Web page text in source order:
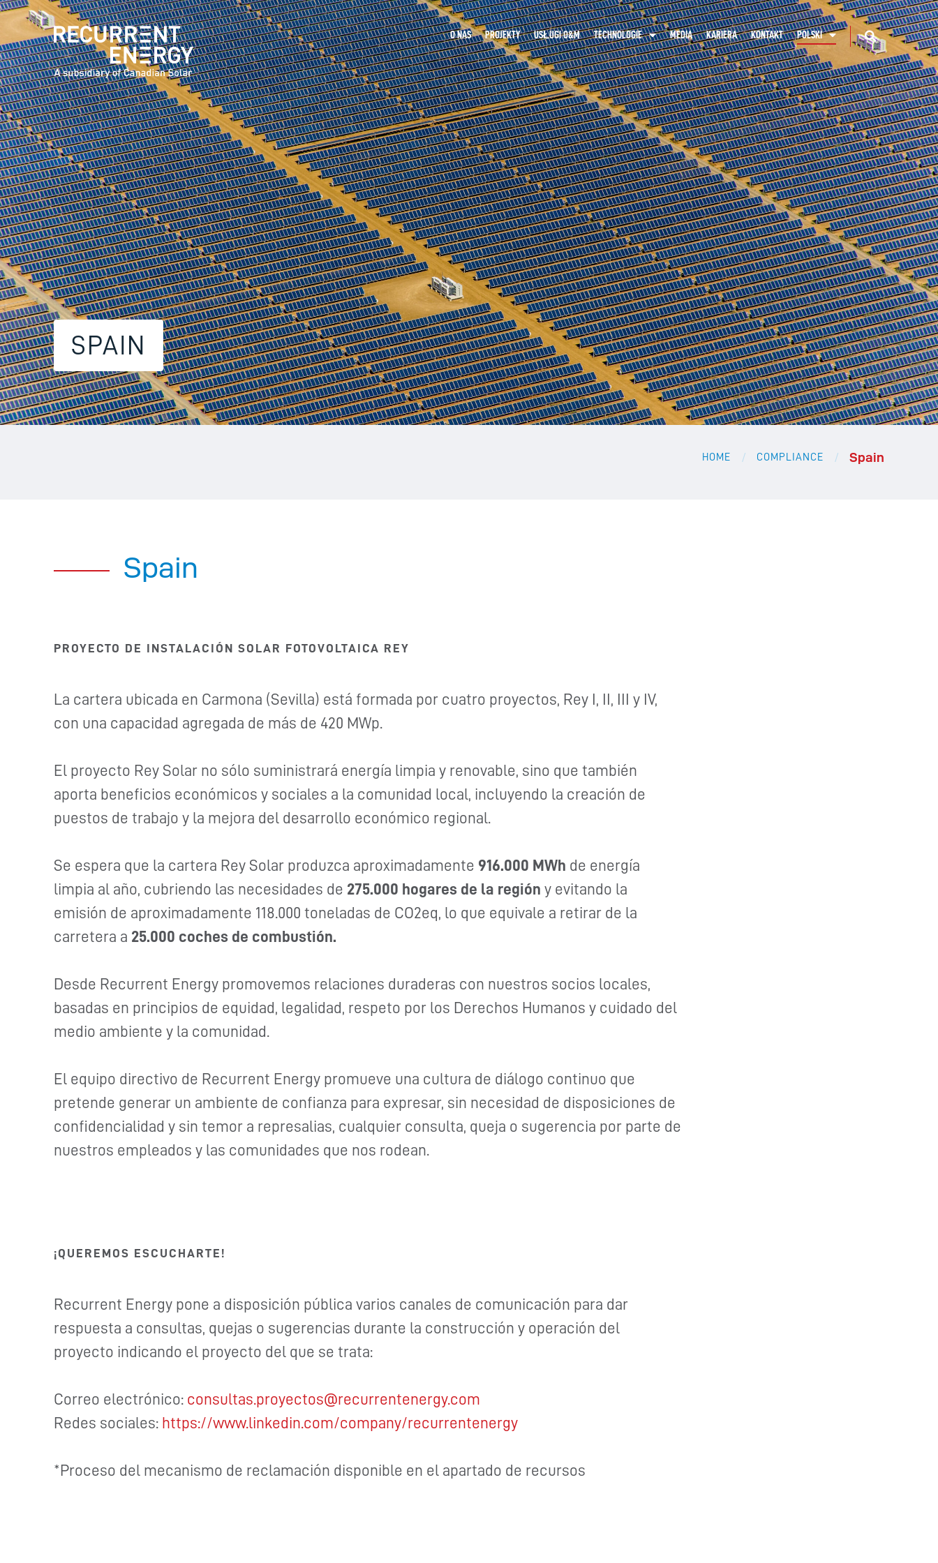
O NAS PROJEKTY USŁUGI O&M TECHNOLOGIE MEDIA KARIERA KONTAKT POLSKI
SPAIN
HOME / COMPLIANCE / Spain
Spain
PROYECTO DE INSTALACIÓN SOLAR FOTOVOLTAICA REY
La cartera ubicada en Carmona (Sevilla) está formada por cuatro proyectos, Rey I, II, III y IV,
con una capacidad agregada de más de 420 MWp.
El proyecto Rey Solar no sólo suministrará energía limpia y renovable, sino que también
aporta beneficios económicos y sociales a la comunidad local, incluyendo la creación de
puestos de trabajo y la mejora del desarrollo económico regional.
Se espera que la cartera Rey Solar produzca aproximadamente 916.000 MWh de energía
limpia al año, cubriendo las necesidades de 275.000 hogares de la región y evitando la
emisión de aproximadamente 118.000 toneladas de CO2eq, lo que equivale a retirar de la
carretera a 25.000 coches de combustión.
Desde Recurrent Energy promovemos relaciones duraderas con nuestros socios locales,
basadas en principios de equidad, legalidad, respeto por los Derechos Humanos y cuidado del
medio ambiente y la comunidad.
El equipo directivo de Recurrent Energy promueve una cultura de diálogo continuo que
pretende generar un ambiente de confianza para expresar, sin necesidad de disposiciones de
confidencialidad y sin temor a represalias, cualquier consulta, queja o sugerencia por parte de
nuestros empleados y las comunidades que nos rodean.
¡QUEREMOS ESCUCHARTE!
Recurrent Energy pone a disposición pública varios canales de comunicación para dar
respuesta a consultas, quejas o sugerencias durante la construcción y operación del
proyecto indicando el proyecto del que se trata:
Correo electrónico: consultas.proyectos@recurrentenergy.com
Redes sociales: https://www.linkedin.com/company/recurrentenergy
*Proceso del mecanismo de reclamación disponible en el apartado de recursos